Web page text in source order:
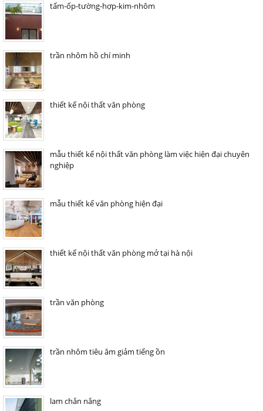
tấm-ốp-tường-hợp-kim-nhôm
trần nhôm hồ chí minh
thiết kế nội thất văn phòng
mẫu thiết kế nội thất văn phòng làm việc hiện đại chuyên
nghiệp
mẫu thiết kế văn phòng hiện đại
thiết kế nội thất văn phòng mở tại hà nội
trần văn phòng
trần nhôm tiêu âm giảm tiếng ồn
lam chắn nắng